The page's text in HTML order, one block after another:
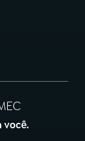
você.